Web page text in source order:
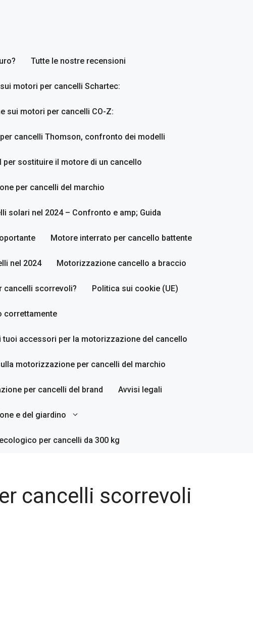
Tutte le nostre recensioni
motori per cancelli Schartec:
sui motori per cancelli CO-Z:
cancelli Thomson, confronto dei modelli
per sostituire il motore di un cancello
per cancelli del marchio
solari nel 2024 – Confronto e amp; Guida
Motore interrato per cancello battente
nel 2024 Motorizzazione cancello a braccio
cancelli scorrevoli? Politica sui cookie (UE)
correttamente
tuoi accessori per la motorizzazione del cancello
motorizzazione per cancelli del marchio
per cancelli del brand Avvisi legali
e del giardino
per cancelli da 300 kg
cancelli scorrevoli